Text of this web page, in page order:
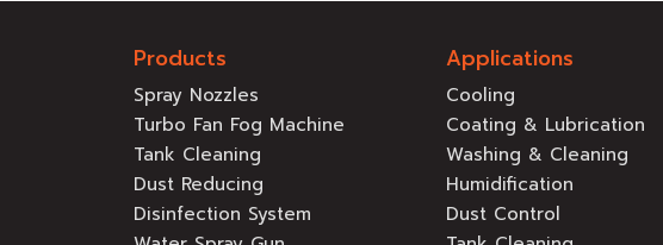
Products
Spray Nozzles
Turbo Fan Fog Machine
Tank Cleaning
Dust Reducing
Disinfection System
Applications
Cooling
Coating & Lubrication
Washing & Cleaning
Humidification
Dust Control